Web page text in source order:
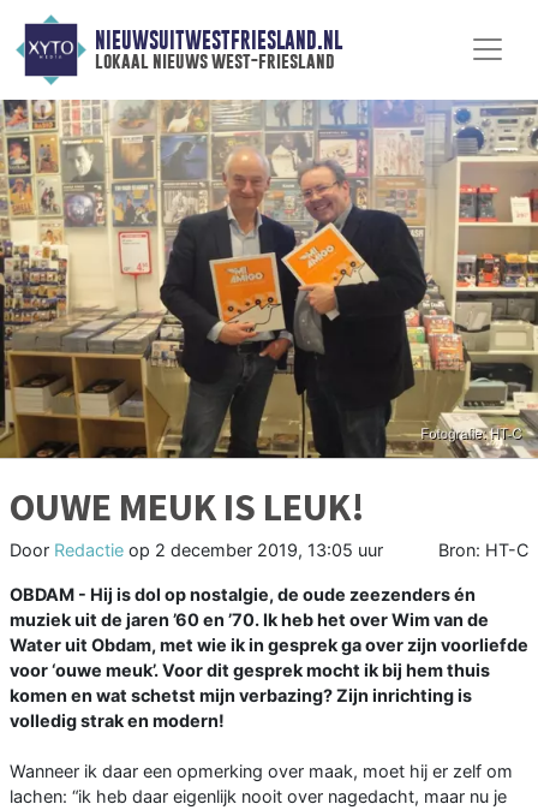
NIEUWSUITWESTFRIESLAND.NL
lokaal nieuws west-friesland
OUWE MEUK IS LEUK!
Door Redactie op 2 december 2019, 13:05 uur Bron: HT-C
OBDAM - Hij is dol op nostalgie, de oude zeezenders én
muziek uit de jaren ’60 en ’70. Ik heb het over Wim van de
Water uit Obdam, met wie ik in gesprek ga over zijn voorliefde
voor ‘ouwe meuk’. Voor dit gesprek mocht ik bij hem thuis
komen en wat schetst mijn verbazing? Zijn inrichting is
volledig strak en modern!
Wanneer ik daar een opmerking over maak, moet hij er zelf om
lachen: “ik heb daar eigenlijk nooit over nagedacht, maar nu je